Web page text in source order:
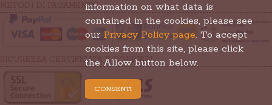
METODI DI PAGAMENTO
SICUREZZA CERTIFICATA E CORRIERI
information on what data is
contained in the cookies, please see
our Privacy Policy page. To accept
cookies from this site, please click
the Allow button below.
CONSENTI